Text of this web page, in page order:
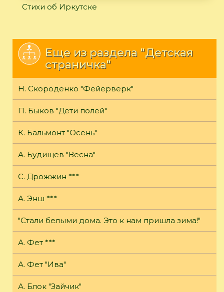
Стихи об Иркутске
Еще из раздела "Детская
страничка"
Н. Скороденко "Фейерверк"
П. Быков "Дети полей"
К. Бальмонт "Осень"
А. Будищев "Весна"
С. Дрожжин ***
А. Энш ***
"Стали белыми дома. Это к нам пришла зима!"
А. Фет ***
А. Фет "Ива"
А. Блок "Зайчик"